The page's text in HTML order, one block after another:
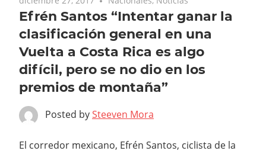
Efrén Santos “Intentar ganar la
clasificación general en una
Vuelta a Costa Rica es algo
difícil, pero se no dio en los
premios de montaña”
Posted bySteeven Mora
El corredor mexicano, Efrén Santos, ciclista de la